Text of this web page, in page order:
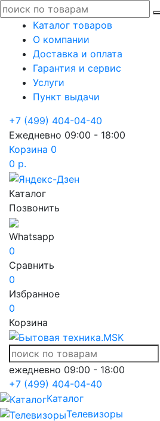
Каталог товаров
О компании
Доставка и оплата
Гарантия и сервис
Услуги
Пункт выдачи
+7 (499) 404-04-40
Ежедневно 09:00 - 18:00
Корзина 0
0 р.
Каталог
Позвонить
Whatsapp
0
Сравнить
0
Избранное
0
Корзина
ежедневно 09:00 - 18:00
+7 (499) 404-04-40
Каталог
Телевизоры